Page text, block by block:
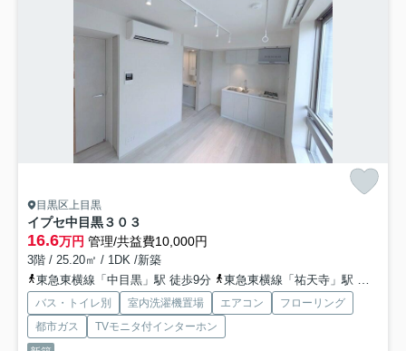
目黒区上目黒
イプセ中目黒３０３
16.6万円 管理/共益費10,000円
3階 / 25.20㎡ / 1DK /新築
東急東横線「中目黒」駅 徒歩9分
東急東横線「祐天寺」駅 徒歩10分
バス・トイレ別 室内洗濯機置場 エアコン
フローリング
都市ガス
TVモニタ付インターホン